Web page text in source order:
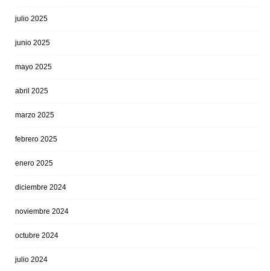
julio 2025
junio 2025
mayo 2025
abril 2025
marzo 2025
febrero 2025
enero 2025
diciembre 2024
noviembre 2024
octubre 2024
julio 2024